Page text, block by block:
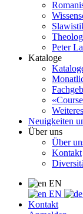
Peter
Kataloge
Neuigkeiten
Über uns
Über
Kontakt
EN
EN
Kontakt